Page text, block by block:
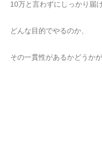
10万と言わずにしっかり届
どんな目的でやるのか、
その一貫性があるかどうか